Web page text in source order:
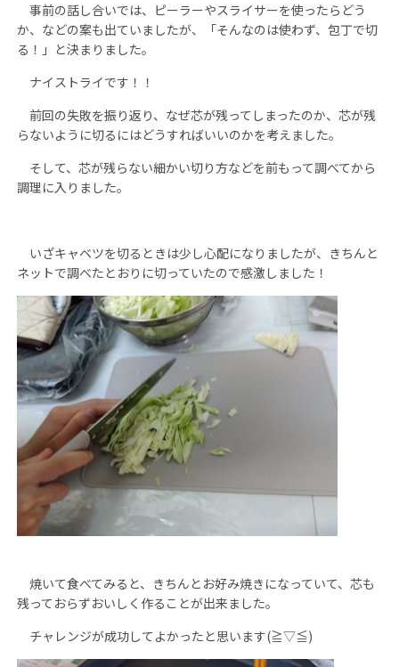
事前の話し合いでは、ピーラーやスライサーを使ったらどう
か、などの案も出ていましたが、「そんなのは使わず、包丁で切
る！」と決まりました。
ナイストライです！！
前回の失敗を振り返り、なぜ芯が残ってしまったのか、芯が残
らないように切るにはどうすればいいのかを考えました。
そして、芯が残らない細かい切り方などを前もって調べてから
調理に入りました。
いざキャベツを切るときは少し心配になりましたが、きちんと
ネットで調べたとおりに切っていたので感激しました！
焼いて食べてみると、きちんとお好み焼きになっていて、芯も
残っておらずおいしく作ることが出来ました。
チャレンジが成功してよかったと思います(≧▽≦)